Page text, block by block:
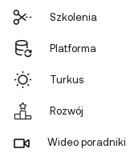
Szkolenia
Platforma
Turkus
Rozwój
Wideo poradniki